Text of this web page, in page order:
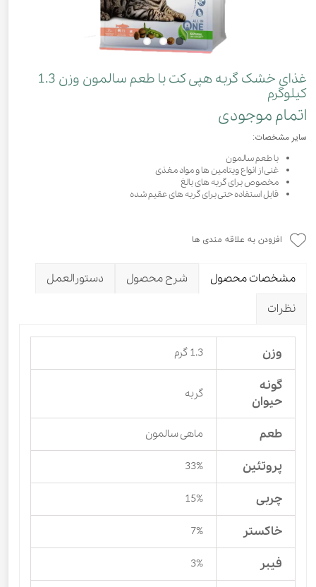
غذای خشک گربه هپی کت با طعم سالمون وزن 1.3
کیلوگرم
اتمام موجودی
سایر مشخصات:
با طعم سالمون
غنی از انواع ویتامین ها و مواد مغذی
مخصوص برای گربه های بالغ
قابل استفاده حتی برای گربه های عقیم شده
افزودن به علاقه مندی ها
مشخصات محصول شرح محصول
دستورالعمل
نظرات
وزن 1.3 گرم
گونه
حیوان
گربه
طعم ماهی سالمون
پروتئین 33%
چربی 15%
خاکستر 7%
فیبر 3%